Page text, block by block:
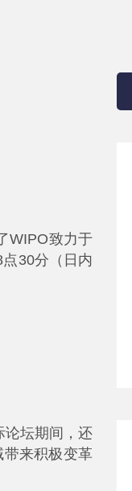
WIPO致力于
30分（日内
论坛期间，还
来积极变革